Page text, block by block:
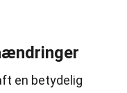
en betydelig